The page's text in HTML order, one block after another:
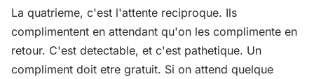
La quatrieme, c'est l'attente reciproque. Ils
complimentent en attendant qu'on les complimente en
retour. C'est detectable, et c'est pathetique. Un
compliment doit etre gratuit. Si on attend quelque